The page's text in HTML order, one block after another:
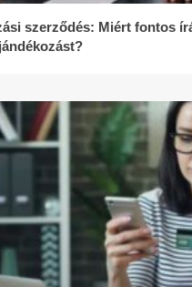
szerződés: Miért fontos